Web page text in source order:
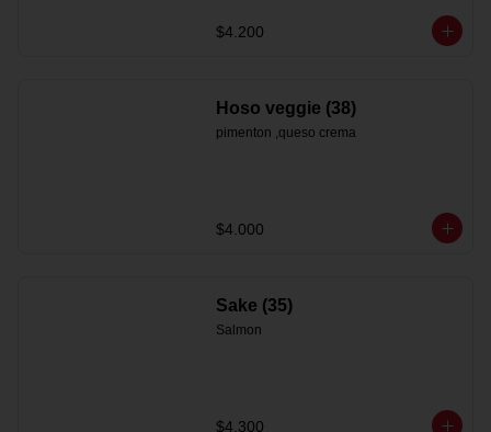
$4.200
Hoso veggie (38)
pimenton ,queso crema
$4.000
Sake (35)
Salmon
$4.300